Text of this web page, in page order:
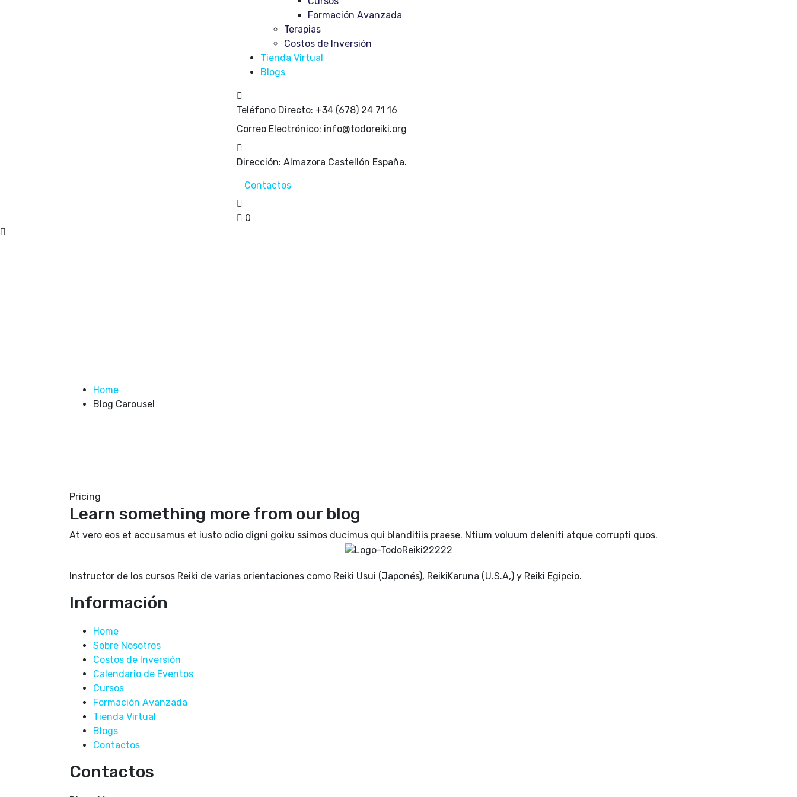
Formación Avanzada
Terapias
Costos de Inversión
Tienda Virtual
Blogs
Teléfono Directo: +34 (678) 24 71 16
Correo Electrónico: info@todoreiki.org
Dirección: Almazora Castellón España.
Contactos
0
Home
Blog Carousel
Pricing
Learn something more from our blog
At vero eos et accusamus et iusto odio digni goiku ssimos ducimus qui blanditiis praese. Ntium voluum deleniti atque corrupti quos.
Instructor de los cursos Reiki de varias orientaciones como Reiki Usui (Japonés), ReikiKaruna (U.S.A,) y Reiki Egipcio.
Información
Home
Sobre Nosotros
Costos de Inversión
Calendario de Eventos
Cursos
Formación Avanzada
Tienda Virtual
Blogs
Contactos
Contactos